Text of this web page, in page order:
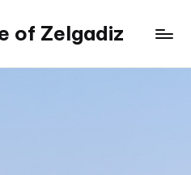
of Zelgadiz